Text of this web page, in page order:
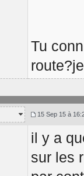
Tu
15 Sep 15 à
il y a
sur les